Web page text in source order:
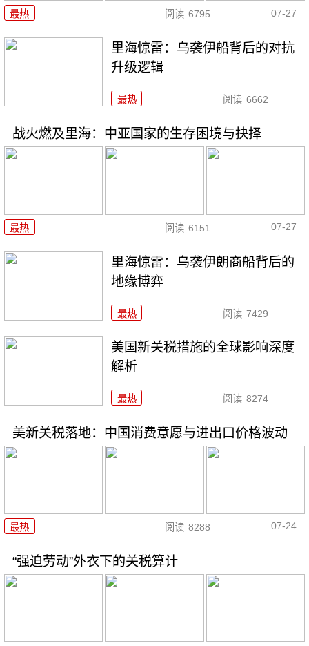
最热 阅读 6795 07-27
里海惊雷：乌袭伊船背后的对抗
升级逻辑
最热 阅读 6662
战火燃及里海：中亚国家的生存困境与抉择
最热 阅读 6151 07-27
里海惊雷：乌袭伊朗商船背后的
地缘博弈
最热 阅读 7429
美国新关税措施的全球影响深度
解析
最热 阅读 8274
美新关税落地：中国消费意愿与进出口价格波动
最热 阅读 8288 07-24
“强迫劳动”外衣下的关税算计